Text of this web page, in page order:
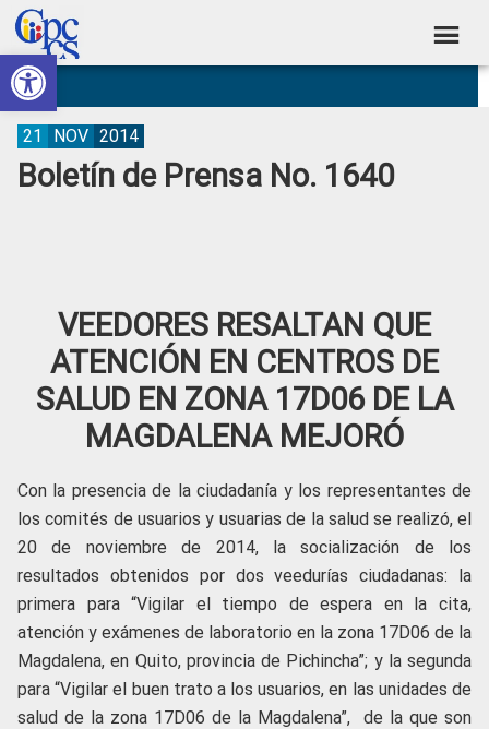
Abrir barra de herramientas
Skip
to
primary
navigation
Skip
to
main
content
Skip
to
primary
sidebar
Skip
to
footer
Consejo
de
Participación
Ciudadana
Construyendo
Poder
Ciudadano
Boletín de Prensa No. 1640
21 NOV 2014
VEEDORES RESALTAN QUE
ATENCIÓN EN CENTROS DE
SALUD EN ZONA 17D06 DE LA
MAGDALENA MEJORÓ
Con la presencia de la ciudadanía y los representantes de
los comités de usuarios y usuarias de la salud se realizó, el
20 de noviembre de 2014, la socialización de los
resultados obtenidos por dos veedurías ciudadanas: la
primera para “Vigilar el tiempo de espera en la cita,
atención y exámenes de laboratorio en la zona 17D06 de la
Magdalena, en Quito, provincia de Pichincha”; y la segunda
para “Vigilar el buen trato a los usuarios, en las unidades de
salud de la zona 17D06 de la Magdalena”, de la que son